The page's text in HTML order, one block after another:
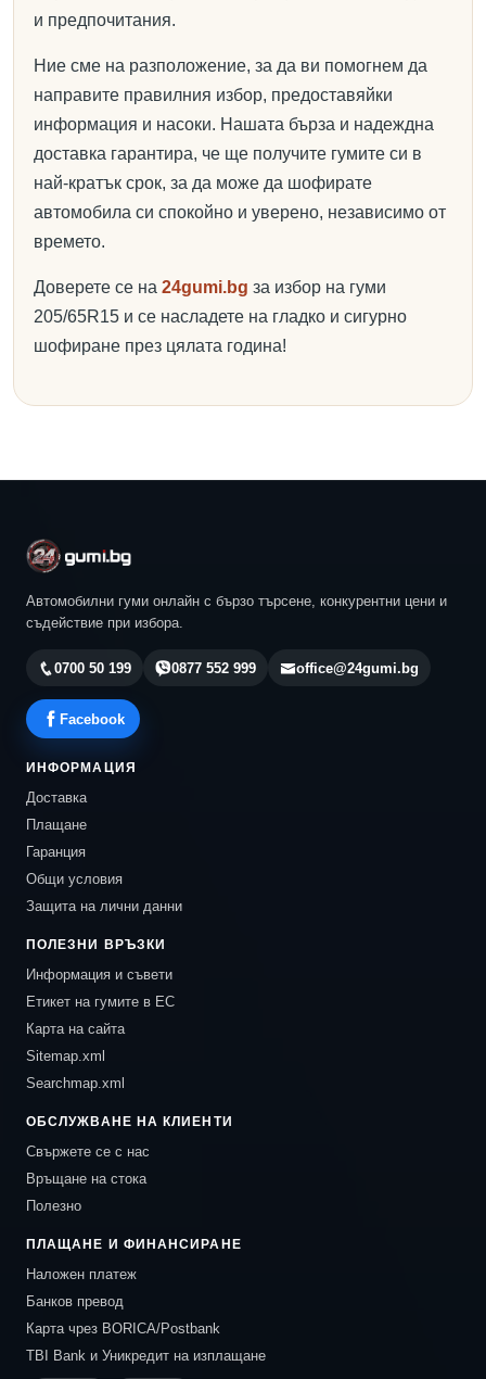
и предпочитания.
Ние сме на разположение, за да ви помогнем да
направите правилния избор, предоставяйки
информация и насоки. Нашата бърза и надеждна
доставка гарантира, че ще получите гумите си в
най-кратък срок, за да може да шофирате
автомобила си спокойно и уверено, независимо от
времето.
Доверете се на 24gumi.bg за избор на гуми
205/65R15 и се насладете на гладко и сигурно
шофиране през цялата година!
Автомобилни гуми онлайн с бързо търсене, конкурентни цени и
съдействие при избора.
0700 50 199 0877 552 999 office@24gumi.bg
Facebook
ИНФОРМАЦИЯ
Доставка
Плащане
Гаранция
Общи условия
Защита на лични данни
ПОЛЕЗНИ ВРЪЗКИ
Информация и съвети
Етикет на гумите в ЕС
Карта на сайта
Sitemap.xml
Searchmap.xml
ОБСЛУЖВАНЕ НА КЛИЕНТИ
Свържете се с нас
Връщане на стока
Полезно
ПЛАЩАНЕ И ФИНАНСИРАНЕ
Наложен платеж
Банков превод
Карта чрез BORICA/Postbank
TBI Bank и Уникредит на изплащане